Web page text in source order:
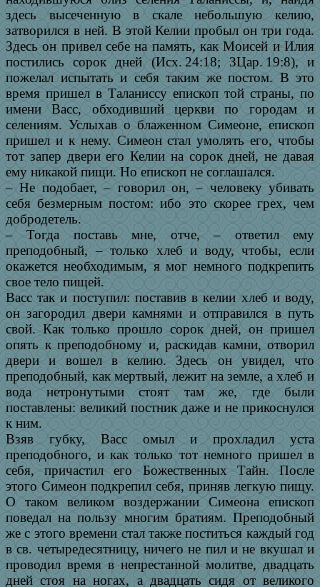
здесь высеченную в скале небольшую келию,
затворился в ней. В этой Келии пробыл он три года.
Здесь он привел себе на память, как Моисей и Илия
постились сорок дней (Исх. 24:18; 3Цар. 19:8), и
пожелал испытать и себя таким же постом. В это
время пришел в Таланиссу епископ той страны, по
имени Васс, обходивший церкви по городам и
селениям. Услыхав о блаженном Симеоне, епископ
пришел и к нему. Симеон стал умолять его, чтобы
тот запер двери его Келии на сорок дней, не давая
ему никакой пищи. Но епископ не соглашался.
– Не подобает, – говорил он, – человеку убивать
себя безмерным постом: ибо это скорее грех, чем
добродетель.
– Тогда поставь мне, отче, – ответил ему
преподобный, – только хлеб и воду, чтобы, если
окажется необходимым, я мог немного подкрепить
свое тело пищей.
Васс так и поступил: поставив в келии хлеб и воду,
он загородил двери камнями и отправился в путь
свой. Как только прошло сорок дней, он пришел
опять к преподобному и, раскидав камни, отворил
двери и вошел в келию. Здесь он увидел, что
преподобный, как мертвый, лежит на земле, а хлеб и
вода нетронутыми стоят там же, где были
поставлены: великий постник даже и не прикоснулся
к ним.
Взяв губку, Васс омыл и прохладил уста
преподобного, и как только тот немного пришел в
себя, причастил его Божественных Тайн. После
этого Симеон подкрепил себя, приняв легкую пищу.
О таком великом воздержании Симеона епископ
поведал на пользу многим братиям. Преподобный
же с этого времени стал также поститься каждый год
в св. четыредесятницу, ничего не пил и не вкушал и
проводил время в непрестанной молитве, двадцать
дней стоя на ногах, а двадцать сидя от великого